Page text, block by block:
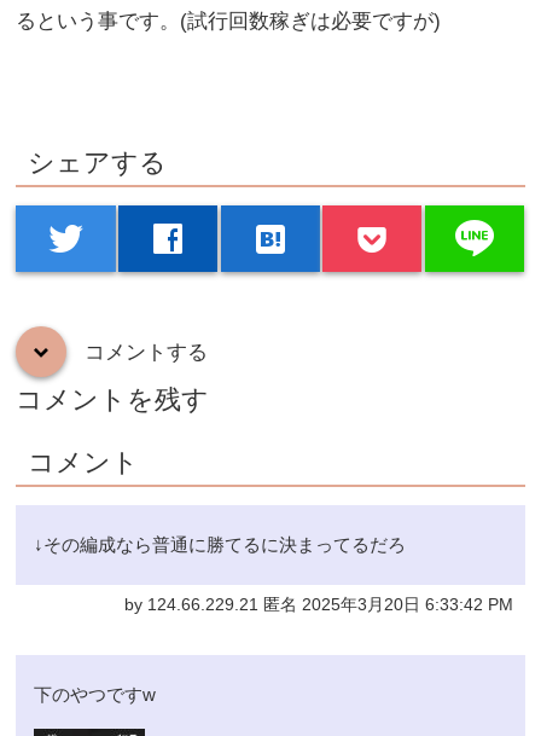
るという事です。(試行回数稼ぎは必要ですが)
シェアする
twitter facebook hatenabookmark line
down コメントする
コメントを残す
コメント
↓その編成なら普通に勝てるに決まってるだろ
by 124.66.229.21 匿名 2025年3月20日 6:33:42 PM
下のやつですw